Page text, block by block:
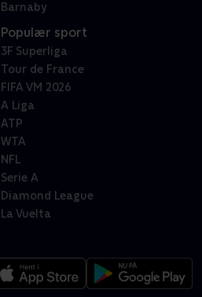
Barnaby
Populær sport
3F Superliga
Tour de France
FIFA VM 2026
A Liga
ATP
WTA
NFL
Serie A
Diamond League
La Vuelta